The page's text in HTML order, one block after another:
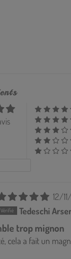
12/
Tedeschi
trop mignon
cela a fait un